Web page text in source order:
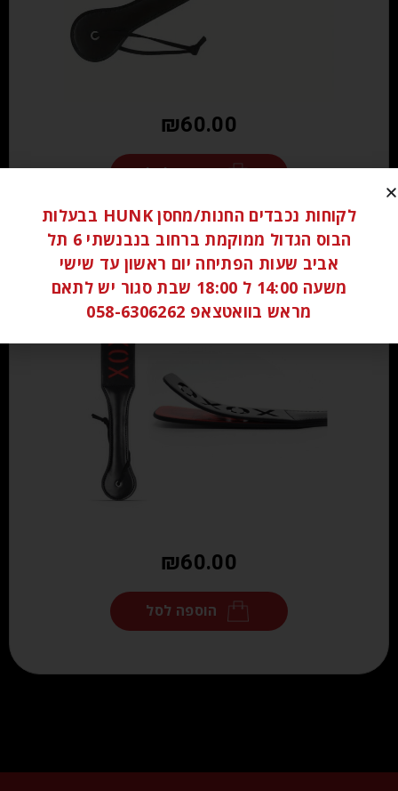
₪60.00
הוספה לסל
₪60.00
הוספה לסל
לקוחות נכבדים החנות/מחסן HUNK בבעלות
הבוס הגדול ממוקמת ברחוב בנבנשתי 6 תל
אביב שעות הפתיחה יום ראשון עד שישי
משעה 14:00 ל 18:00 שבת סגור יש לתאם
מראש בוואטצאפ 058-6306262